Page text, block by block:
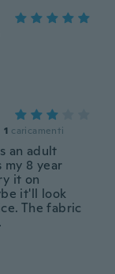
1 caricamenti
an adult
my 8 year
it on
it'll look
The fabric